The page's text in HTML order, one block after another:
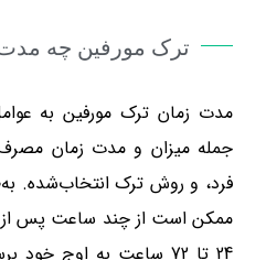
ترک مورفین چه
مدت زمان ترک مورفینبه
جمله میزان و مدت زمان
فرد، و روش ترک انتخاب‌شده.
ممکن است از چند ساعت پس از
24 تا 72 ساعت به اوج